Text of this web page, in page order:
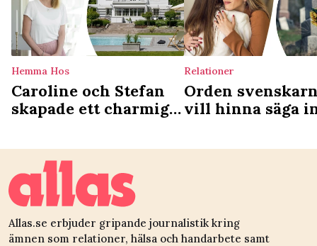
Hemma Hos
Caroline och Stefan
skapade ett charmigt
Behöver inte vara
opersonligt
Relationer
Orden
vill hinna säga
Allas.se erbjuder gripande journalistik kring
ämnen som relationer, hälsa och handarbete samt